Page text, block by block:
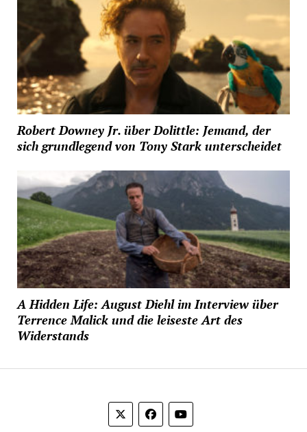
Robert Downey Jr. über Dolittle: Jemand, der
sich grundlegend von Tony Stark unterscheidet
A Hidden Life: August Diehl im Interview über
Terrence Malick und die leiseste Art des
Widerstands